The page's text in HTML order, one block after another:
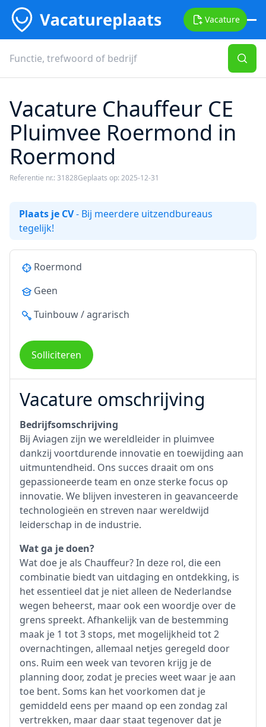
Vacature
Vacature Chauffeur CE
Pluimvee Roermond in
Roermond
Referentie nr.: 31828Geplaats op: 2025-12-31
Plaats je CV- Bij meerdere uitzendbureaus
tegelijk!
Roermond
Geen
Tuinbouw / agrarisch
Solliciteren
Vacature omschrijving
Bedrijfsomschrijving
Bij Aviagen zijn we wereldleider in pluimvee
dankzij voortdurende innovatie en toewijding aan
uitmuntendheid. Ons succes draait om ons
gepassioneerde team en onze sterke focus op
innovatie. We blijven investeren in geavanceerde
technologieën en streven naar wereldwijd
leiderschap in de industrie.
Wat ga je doen?
Wat doe je als Chauffeur? In deze rol, die een
combinatie biedt van uitdaging en ontdekking, is
het essentieel dat je niet alleen de Nederlandse
wegen beheerst, maar ook een woordje over de
grens spreekt. Afhankelijk van de bestemming
maak je 1 tot 3 stops, met mogelijkheid tot 2
overnachtingen, allemaal netjes geregeld door
ons. Ruim een week van tevoren krijg je de
planning door, zodat je precies weet waar je aan
toe bent. Soms kan het voorkomen dat je
gemiddeld eens per maand op een zondag zal
vertrekken, maar daar staat tegenover dat je